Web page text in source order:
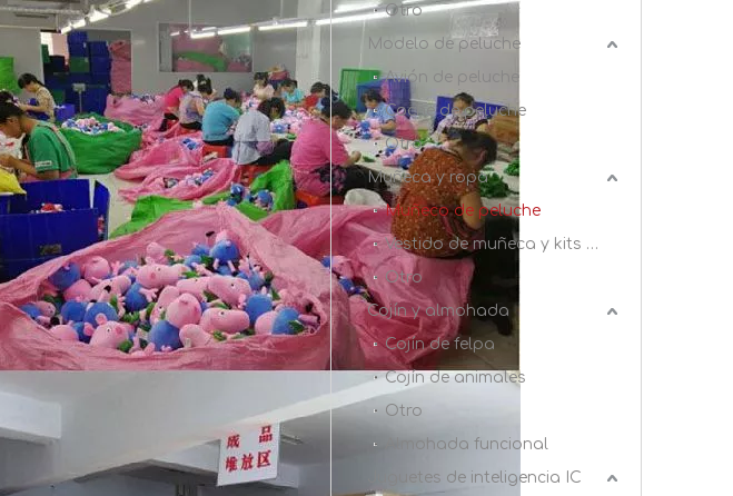
Otro
Modelo de peluche
Avión de peluche
Coche de peluche
Otro
Muñeca y ropa
Muñeco de peluche
Vestido de muñeca y kits de bricolaje
Otro
Cojín y almohada
Cojín de felpa
Cojín de animales
Otro
Almohada funcional
Juguetes de inteligencia IC